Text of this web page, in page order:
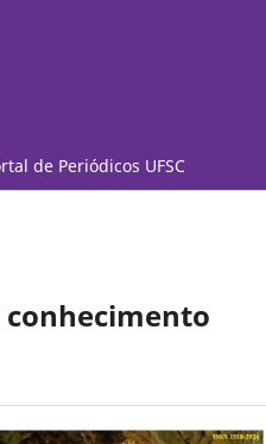
de Periódicos UFSC
conhecimento